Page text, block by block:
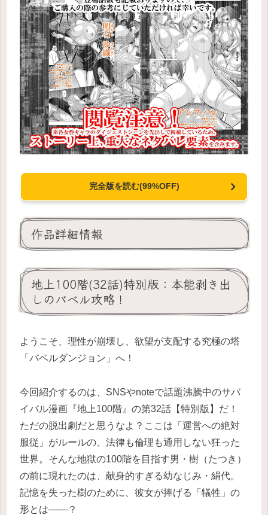
完全版を読む(99%OFF)
作品詳細情報
地上100階(32話)特別版：本能剥き出
しのバベル攻略！
ようこそ、理性が崩壊し、欲望が支配する究極の塔
「バベルダンジョン」へ！
今回紹介するのは、SNSやnoteで話題沸騰中のサバ
イバル漫画『地上100階』の第32話【特別版】だ！
ただの脱出劇だと思うなよ？ここは「運営への絶対
服従」がルールの、法律も倫理も通用しない狂った
世界。そんな地獄の100階を目指す男・樹（たつき）
の前に現れたのは、献身的すぎる幼なじみ・絹代。
記憶を失った樹のために、彼女が捧げる「犠牲」の
形とは――？